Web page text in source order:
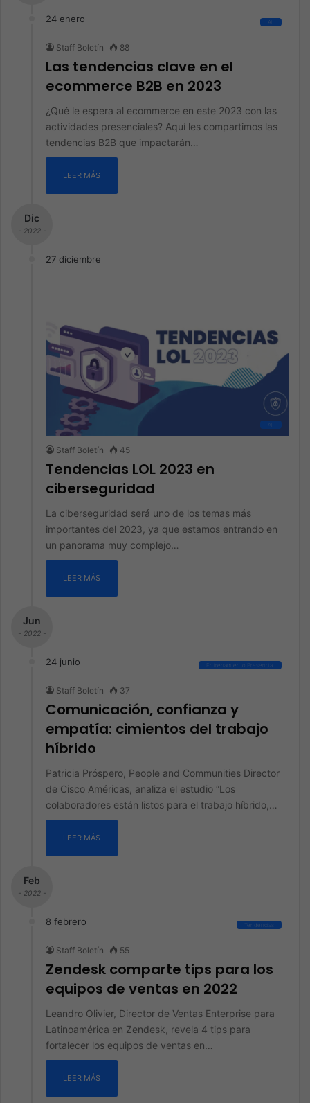
24 enero All
Staff Boletín 88
Las tendencias clave en el
ecommerce B2B en 2023
¿Qué le espera al ecommerce en este 2023 con las
actividades presenciales? Aquí les compartimos las
tendencias B2B que impactarán…
LEER MÁS
Dic
- 2022 -
27 diciembre
All
Staff Boletín 45
Tendencias LOL 2023 en
ciberseguridad
La ciberseguridad será uno de los temas más
importantes del 2023, ya que estamos entrando en
un panorama muy complejo…
LEER MÁS
Jun
- 2022 -
24 junio Entrenamiento Presencial
Staff Boletín 37
Comunicación, confianza y
empatía: cimientos del trabajo
híbrido
Patricia Próspero, People and Communities Director
de Cisco Américas, analiza el estudio “Los
colaboradores están listos para el trabajo híbrido,…
LEER MÁS
Feb
- 2022 -
8 febrero Tendencias
Staff Boletín 55
Zendesk comparte tips para los
equipos de ventas en 2022
Leandro Olivier, Director de Ventas Enterprise para
Latinoamérica en Zendesk, revela 4 tips para
fortalecer los equipos de ventas en…
LEER MÁS